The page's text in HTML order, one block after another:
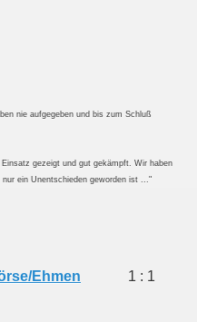
nie aufgegeben und bis zum Schluß
gezeigt und gut gekämpft. Wir haben
ein Unentschieden geworden ist ..."
Ehmen 1 : 1